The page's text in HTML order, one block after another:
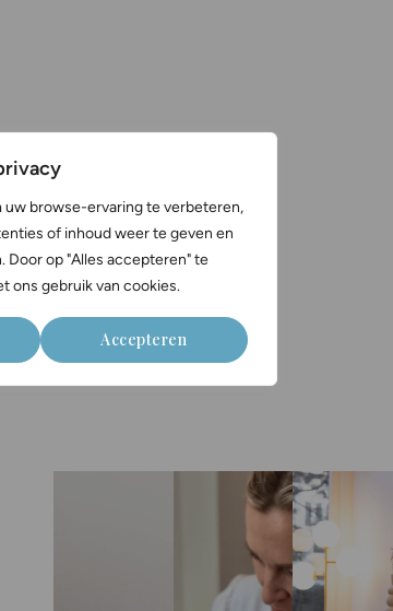
uw browse-ervaring te verbeteren,
of inhoud weer te geven en
Door op "Alles accepteren" te
ons gebruik van cookies.
Accepteren